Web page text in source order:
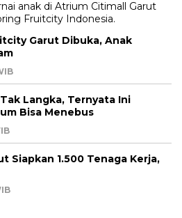
Garut Dibuka, Anak
Langka, Ternyata Ini
Bisa Menebus
Siapkan 1.500 Tenaga Kerja,